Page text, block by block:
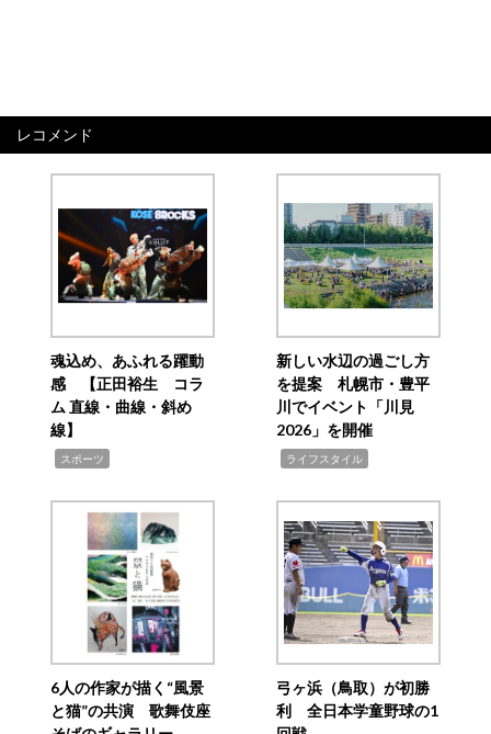
レコメンド
魂込め、あふれる躍動
感 【正田裕生 コラ
ム 直線・曲線・斜め
線】
スポーツ
新しい水辺の過ごし方
を提案 札幌市・豊平
川でイベント「川見
2026」を開催
ライフスタイル
6人の作家が描く“風景
と猫”の共演 歌舞伎座
弓ヶ浜（鳥取）が初勝
利 全日本学童野球の1